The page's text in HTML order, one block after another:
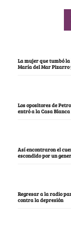
La mujer que tumbó
María del Mar Pizarro
Los opositores de
entró a la Casa Blanca
Así encontraron el
escondido por un
Regresar a la radio
contra la depresión